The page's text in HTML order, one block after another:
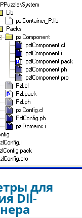
для
Dll-